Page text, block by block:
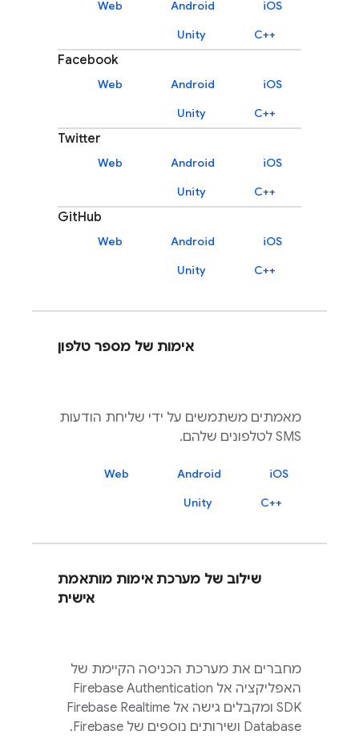
iOS
Android
Web
C++‎
Unity
Facebook
iOS
Android
Web
C++‎
Unity
Twitter
iOS
Android
Web
C++‎
Unity
GitHub
iOS
Android
Web
C++‎
Unity
אימות של מספר טלפון
מאמתים משתמשים על ידי שליחת הודעות
SMS לטלפונים שלהם.
iOS
Android
Web
C++‎
Unity
שילוב של מערכת אימות מותאמת
אישית
מחברים את מערכת הכניסה הקיימת של
האפליקציה אל Firebase Authentication
SDK ומקבלים גישה אל
Firebase Realtime
Databaseושירותים נוספים של Firebase
.